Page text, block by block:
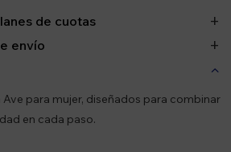
de cuotas
envío
para mujer, diseñados para combinar
en cada paso.